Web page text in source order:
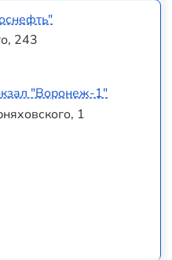
243
"Воронеж-1"
1